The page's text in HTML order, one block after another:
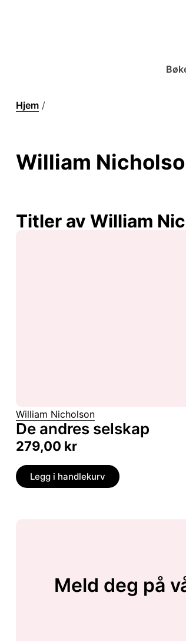
Hjem /
William
Titler av William
William Nicholson
De andres selskap
279,00 kr
Legg i handlekurv
Meld deg på